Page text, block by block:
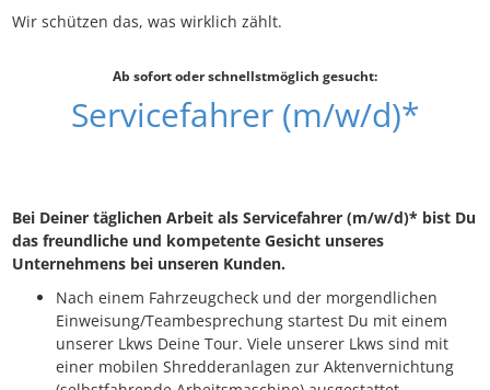
Wir schützen das, was wirklich zählt.
Ab sofort oder schnellstmöglich gesucht:
Servicefahrer (m/w/d)*
Bei Deiner täglichen Arbeit als Servicefahrer (m/w/d)* bist Du
das freundliche und kompetente Gesicht unseres
Unternehmens bei unseren Kunden.
Nach einem Fahrzeugcheck und der morgendlichen
Einweisung/Teambesprechung startest Du mit einem
unserer Lkws Deine Tour. Viele unserer Lkws sind mit
einer mobilen Shredderanlagen zur Aktenvernichtung